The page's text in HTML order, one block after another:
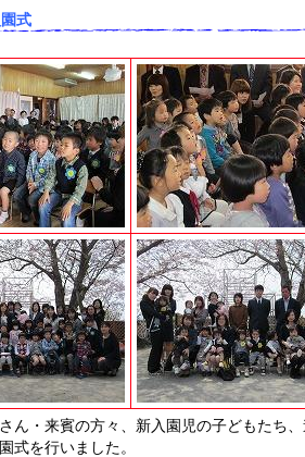
式
ん・来賓の方々、新入園児の子どもたち
式を行いました。